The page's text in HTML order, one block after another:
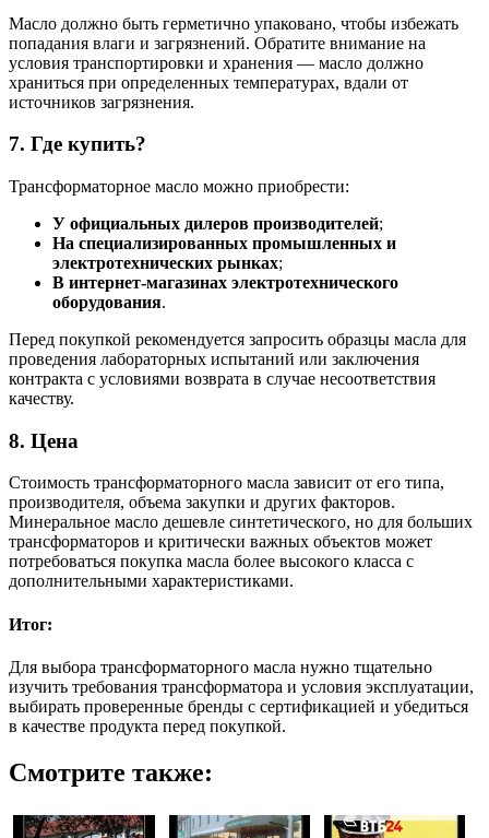
Масло должно быть герметично упаковано, чтобы избежать
попадания влаги и загрязнений. Обратите внимание на
условия транспортировки и хранения — масло должно
храниться при определенных температурах, вдали от
источников загрязнения.
7. Где купить?
Трансформаторное масло можно приобрести:
У официальных дилеров производителей;
На специализированных промышленных и
электротехнических рынках;
В интернет-магазинах электротехнического
оборудования.
Перед покупкой рекомендуется запросить образцы масла для
проведения лабораторных испытаний или заключения
контракта с условиями возврата в случае несоответствия
качеству.
8. Цена
Стоимость трансформаторного масла зависит от его типа,
производителя, объема закупки и других факторов.
Минеральное масло дешевле синтетического, но для больших
трансформаторов и критически важных объектов может
потребоваться покупка масла более высокого класса с
дополнительными характеристиками.
Итог:
Для выбора трансформаторного масла нужно тщательно
изучить требования трансформатора и условия эксплуатации,
выбирать проверенные бренды с сертификацией и убедиться
в качестве продукта перед покупкой.
Смотрите также: